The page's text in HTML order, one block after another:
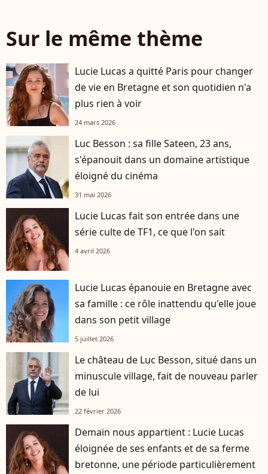
Sur le même thème
Lucie Lucas a quitté Paris pour changer
de vie en Bretagne et son quotidien n'a
plus rien à voir
24 mars 2026
Luc Besson : sa fille Sateen, 23 ans,
s'épanouit dans un domaine artistique
éloigné du cinéma
31 mai 2026
Lucie Lucas fait son entrée dans une
série culte de TF1, ce que l'on sait
4 avril 2026
Lucie Lucas épanouie en Bretagne avec
sa famille : ce rôle inattendu qu'elle joue
dans son petit village
5 juillet 2026
Le château de Luc Besson, situé dans un
minuscule village, fait de nouveau parler
de lui
22 février 2026
Demain nous appartient : Lucie Lucas
éloignée de ses enfants et de sa ferme
bretonne, une période particulièrement